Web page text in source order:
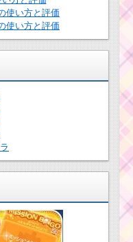
使い方と評価
使い方と評価